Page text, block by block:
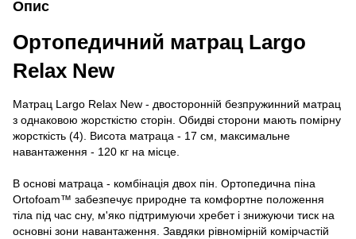
Опис
Ортопедичний матрац Largo
Relax New
Матрац Largo Relax New - двосторонній безпружинний матрац
з однаковою жорсткістю сторін. Обидві сторони мають помірну
жорсткість (4). Висота матраца - 17 см, максимальне
навантаження - 120 кг на місце.
В основі матраца - комбінація двох пін. Ортопедична піна
Ortofoam™ забезпечує природне та комфортне положення
тіла під час сну, м'яко підтримуючи хребет і знижуючи тиск на
основні зони навантаження. Завдяки рівномірній комірчастій